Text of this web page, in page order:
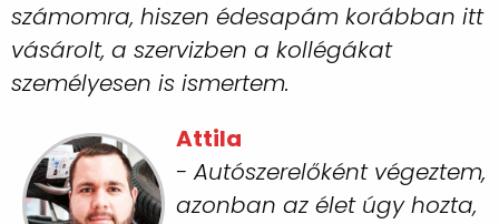
számomra, hiszen édesapám korábban itt
vásárolt, a szervizben a kollégákat
személyesen is ismertem.
Attila
- Autószerelőként végeztem,
azonban az élet úgy hozta,